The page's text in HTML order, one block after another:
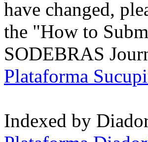
have changed,
the "How to
SODEBRAS
Plataforma
Indexed by